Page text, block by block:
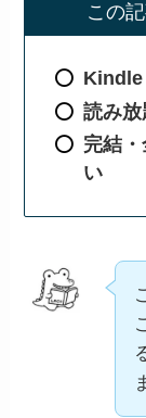
この
Kindle
読み放
完結
い